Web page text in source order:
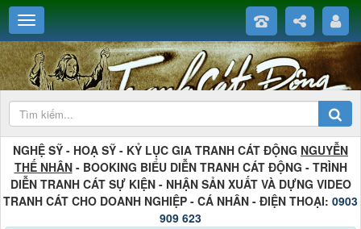
NGHỆ SỸ - HOẠ SỸ - KỶ LỤC GIA TRANH CÁT ĐỘNG NGUYỄN
THẾ NHÂN- BOOKING BIỂU DIỄN TRANH CÁT ĐỘNG - TRÌNH
DIỄN TRANH CÁT SỰ KIỆN - NHẬN SẢN XUẤT VÀ DỰNG VIDEO
TRANH CÁT CHO DOANH NGHIỆP - CÁ NHÂN - ĐIỆN THOẠI: 0903
909 623